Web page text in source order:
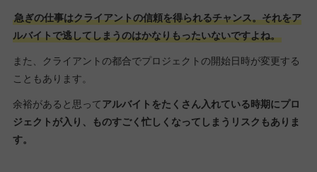
急ぎの仕事はクライアントの信頼を得られるチャンス。それをア
ルバイトで逃してしまうのはかなりもったいないですよね。
また、クライアントの都合でプロジェクトの開始日時が変更する
こともあります。
余裕があると思ってアルバイトをたくさん入れている時期にプロ
ジェクトが入り、ものすごく忙しくなってしまうリスクもありま
す。